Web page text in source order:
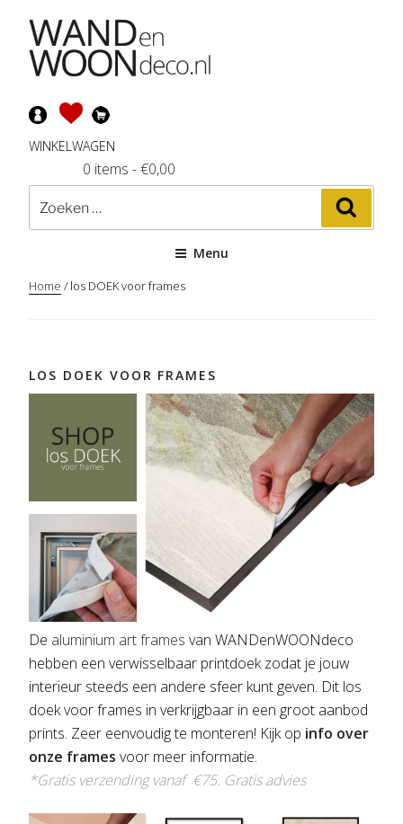
inhoud
WINKELWAGEN
-€0,00
0 items
Zoeken
naar:
Menu
Home / los DOEK voor frames
LOS DOEK VOOR FRAMES
De aluminium art frames van WANDenWOONdeco
hebben een verwisselbaar printdoek zodat je jouw
interieur steeds een andere sfeer kunt geven. Dit los
doek voor frames in verkrijgbaar in een groot aanbod
prints. Zeer eenvoudig te monteren! Kijk op info over
onze frames voor meer informatie.
*Gratis verzending vanaf €75. Gratis advies